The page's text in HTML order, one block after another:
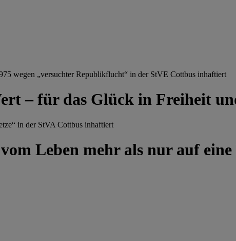
wegen „versuchter Republikflucht“ in der StVE Cottbus inhaftiert
– für das Glück in Freiheit
in der StVA Cottbus inhaftiert
Leben mehr als nur auf